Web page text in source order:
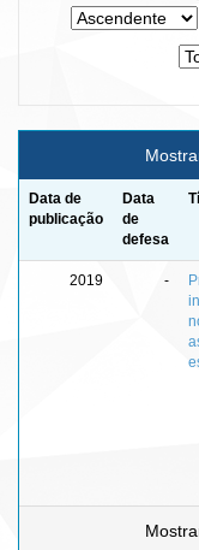
Data de
publicação
Data
de
defesa
2019 -